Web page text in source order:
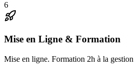
6
Mise en Ligne & Formation
Mise en ligne. Formation 2h à la gestion